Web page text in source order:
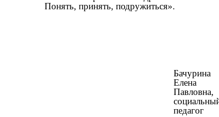
Понять, принять, подружиться».
Бачурина
Елена
Павловна,
педагог